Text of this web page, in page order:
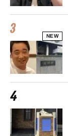
NEW